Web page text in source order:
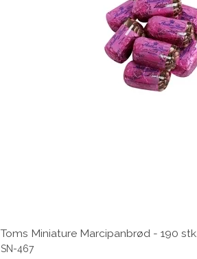
Toms Miniature Marcipanbrød - 190 stk.
SN-467